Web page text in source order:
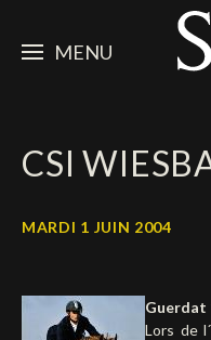
MENU
Portrait
ACTUALITÉ
Calendrier
CHEVAUX
En souvenir de
Propriétaires
FAN ZONE
CSI
MARDI 1 JUIN 2004
Guerdat
Lors de